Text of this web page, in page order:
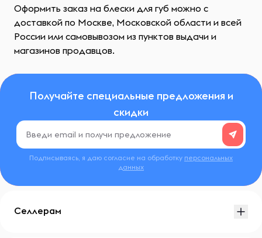
Оформить заказ на блески для губ можно с
доставкой по Москве, Московской области и всей
России или самовывозом из пунктов выдачи и
магазинов продавцов.
Получайте специальные предложения и
скидки
Подписываясь, я даю согласие на обработку персональных
данных
Селлерам